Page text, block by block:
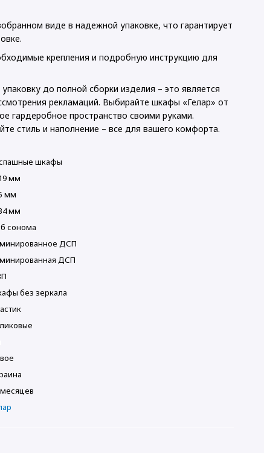
виде в надежной упаковке, что гарантирует
крепления и подробную инструкцию для
до полной сборки изделия – это является
рекламаций. Выбирайте шкафы «Гелар» от
гардеробное пространство своими руками.
стиль и наполнение – все для вашего комфорта.
шкафы
мм
мм
мм
сонома
ДСП
ДСП
без зеркала